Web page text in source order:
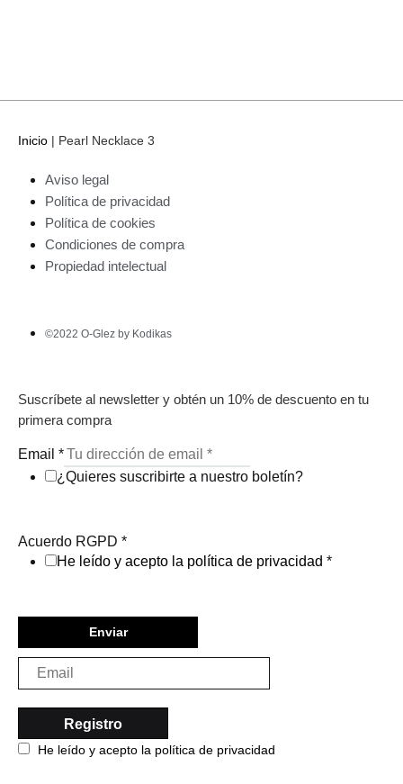
Inicio | Pearl Necklace 3
Aviso legal
Política de privacidad
Política de cookies
Condiciones de compra
Propiedad intelectual
©2022 O-Glez by Kodikas
Suscríbete al newsletter y obtén un 10% de descuento en tu
primera compra
Email *
¿Quieres suscribirte a nuestro boletín?
Acuerdo RGPD *
He leído y acepto la política de privacidad *
Enviar
He leído y acepto la política de privacidad